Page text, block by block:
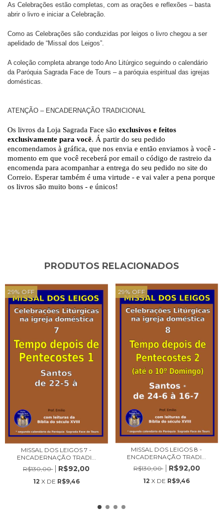
As Celebrações estão completas, com as orações e reflexões – basta
abrir o livro e iniciar a Celebração.
Como as Celebrações são conduzidas por leigos o livro chegou a ser
apelidado de “Missal dos Leigos”.
A coleção completa abrange todo Ano Litúrgico seguindo o calendário
da Paróquia Sagrada Face de Tours – a paróquia espiritual das igrejas
domésticas.
ATENÇÃO – ENCADERNAÇÃO TRADICIONAL
Os livros da Loja Sagrada Face são exclusivos e feitos
exclusivamente para você. Á partir do seu pedido
encomendamos à gráfica, que nos envia e então enviamos à você -
momento em que você receberá por email o código de rastreio da
encomenda para acompanhar a entrega do seu pedido no site do
Correio. Esperar também é uma virtude - e vai valer a pena porque
os livros são muito bons - e únicos!
PRODUTOS RELACIONADOS
29% OFF
MISSAL DOS LEIGOS 7 -
ENCADERNAÇÃO TRADI...
R$130,00
R$92,00
12 X DE R$9,46
29% OFF
MISSAL DOS LEIGOS 8 -
ENCADERNAÇÃO TRADI...
R$130,00
R$92,00
12 X DE R$9,46